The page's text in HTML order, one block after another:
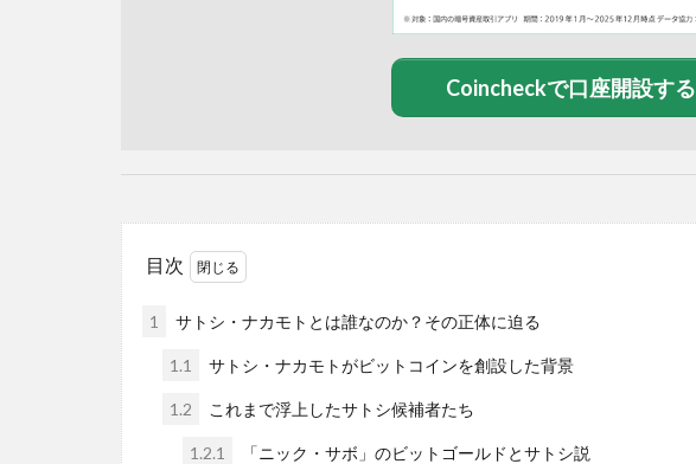
Coincheckで口座開設する
目次
1 サトシ・ナカモトとは誰なのか？その正体に迫る
1.1 サトシ・ナカモトがビットコインを創設した背景
1.2 これまで浮上したサトシ候補者たち
1.2.1 「ニック・サボ」のビットゴールドとサトシ説